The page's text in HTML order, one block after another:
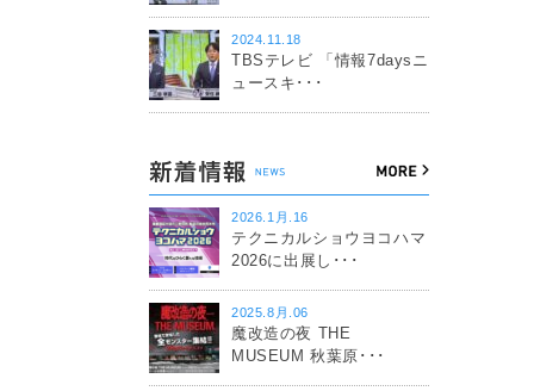
2024.11.18
TBSテレビ 「情報7daysニ
ュースキ･･･
2026.1月.16
テクニカルショウヨコハマ
2026に出展し･･･
2025.8月.06
魔改造の夜 THE
MUSEUM 秋葉原･･･